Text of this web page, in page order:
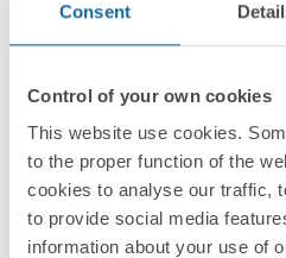
Consent
Control of your own cookies
This website use cookies.
to the proper function of the
cookies to analyse our traffic,
to provide social media
information about your use of
Электроустановочные
Simon 24 Harmonie
Дизайн в идеальном